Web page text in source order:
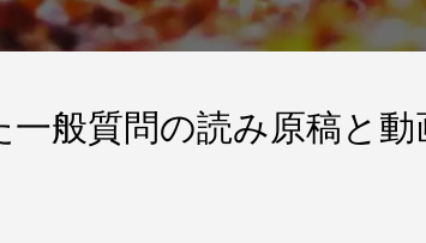
一般質問の読み原稿と動